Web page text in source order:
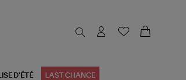
D'ÉTÉ LAST CHANCE